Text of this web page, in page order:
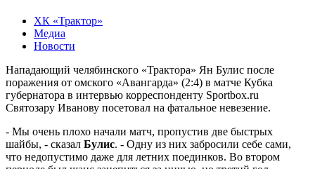
ХК «Трактор»
Медиа
Новости
Нападающий челябинского «Трактора» Ян Булис после
поражения от омского «Авангарда» (2:4) в матче Кубка
губернатора в интервью корреспонденту Sportbox.ru
Святозару Иванову посетовал на фатальное невезение.
- Мы очень плохо начали матч, пропустив две быстрых
шайбы, - сказал Булис. - Одну из них забросили себе сами,
что недопустимо даже для летних поединков. Во втором